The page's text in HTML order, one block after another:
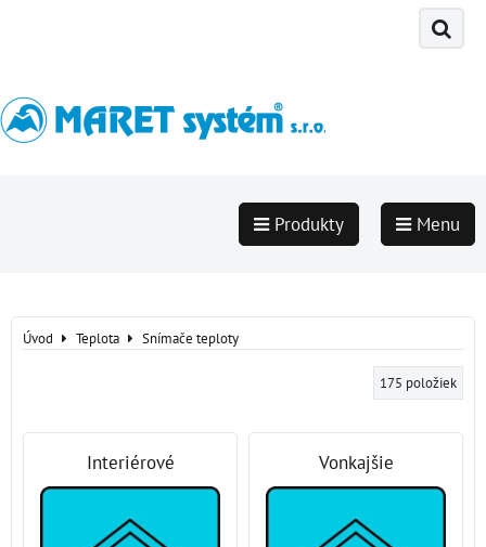
Produkty Menu
Úvod Teplota Snímače teploty
175 položiek
Interiérové Vonkajšie